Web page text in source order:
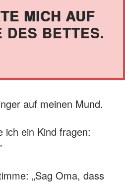
MICH AUF
DES BETTES.
auf meinen Mund.
ich ein Kind fragen:
„Sag Oma, dass